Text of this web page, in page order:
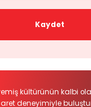
Kaydet
kültürünün kalbi
deneyimiyle